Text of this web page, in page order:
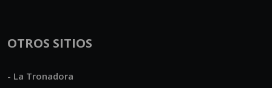
OTROS SITIOS
- La Tronadora